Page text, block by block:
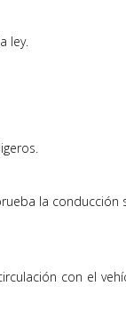
ley.
la conducción
con el